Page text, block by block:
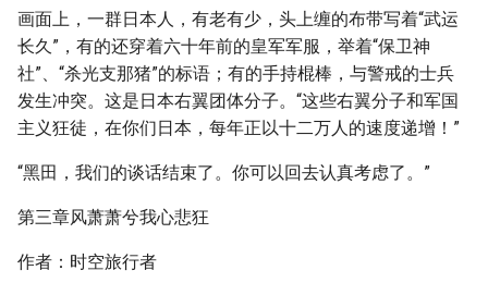
画面上，一群日本人，有老有少，头上缠的布带写着“武运
长久”，有的还穿着六十年前的皇军军服，举着“保卫神
社”、“杀光支那猪”的标语；有的手持棍棒，与警戒的士兵
发生冲突。这是日本右翼团体分子。“这些右翼分子和军国
主义狂徒，在你们日本，每年正以十二万人的速度递增！”
“黑田，我们的谈话结束了。你可以回去认真考虑了。”
第三章风萧萧兮我心悲狂
作者：时空旅行者